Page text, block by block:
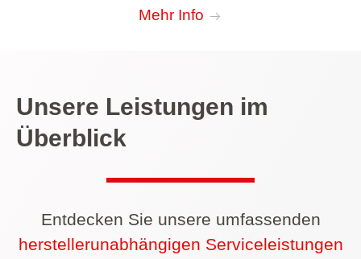
Mehr Info
Unsere Leistungen im
Überblick
Entdecken Sie unsere umfassenden
herstellerunabhängigen Serviceleistungen